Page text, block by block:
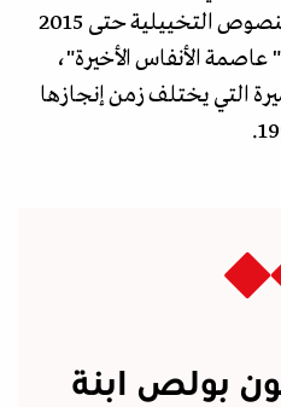
مجموعة تضم مجمل هذه النصوص التخييلية حتى 2015
الأنفاس الأخيرة"،
التي يختلف زمن إنجازها
بولص ابنة